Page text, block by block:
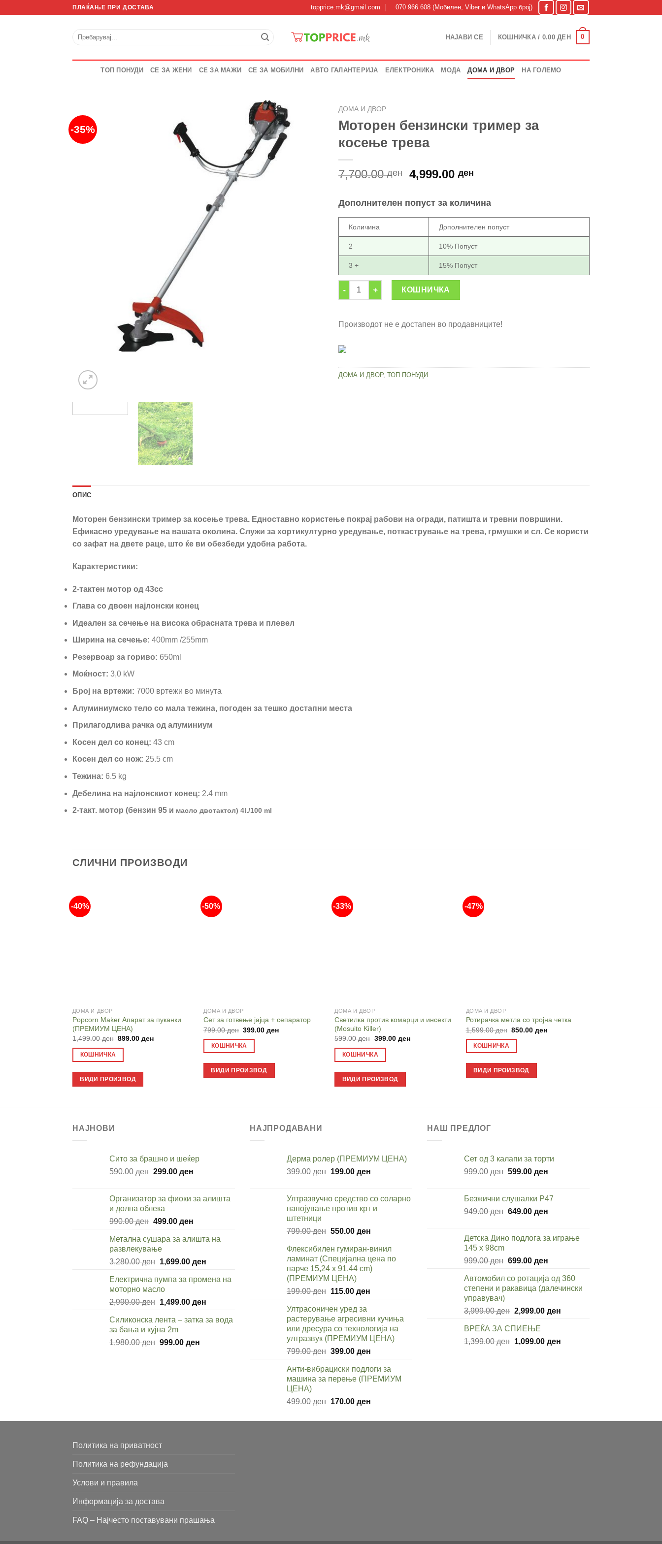
ПЛАЌАЊЕ ПРИ ДОСТАВА topprice.mk@gmail.com 070 966 608 (Мобилен, Viber и WhatsApp број)
Барај
НАЈАВИ СЕ КОШНИЧКА / 0.00ДЕН 0
ТОП ПОНУДИ СЕ ЗА ЖЕНИ СЕ ЗА МАЖИ СЕ ЗА МОБИЛНИ АВТО ГАЛАНТЕРИЈА ЕЛЕКТРОНИКА МОДА ДОМА И ДВОР НА ГОЛЕМО
-35%
ДОМА И ДВОР
Моторен бензински тример за
косење трева
7,700.00ден
Original
7,700.00 ден.
4,999.00ден
4,999.00 ден.
Дополнителен попуст за количина
Количина Дополнителен попуст
2 10% Попуст
3 + 15% Попуст
Моторен бензински тример за косење трева количина
КОШНИЧКА
Производот не е достапен во продавниците!
ДОМА И ДВОР, ТОП ПОНУДИ
ОПИС
Моторен бензински тример за косење трева. Едноставно користење покрај рабови на огради, патишта и тревни површини.
Ефикасно уредување на вашата околина. Служи за хортикултурно уредување, поткастрување на трева, грмушки и сл. Се користи
со зафат на двете раце, што ќе ви обезбеди удобна работа.
Карактеристики:
2-тактен мотор од 43cc
Глава со двоен најлонски конец
Идеален за сечење на висока обрасната трева и плевел
Ширина на сечење: 400mm /255mm
Резервоар за гориво: 650ml
Моќност: 3,0 kW
Број на вртежи: 7000 вртежи во минута
Алуминиумско тело со мала тежина, погоден за тешко достапни места
Прилагодлива рачка од алуминиум
Косен дел со конец: 43 cm
Косен дел со нож: 25.5 cm
Тежина: 6.5 kg
Дебелина на најлонскиот конец: 2.4 mm
2-такт. мотор (бензин 95 и масло двотактол) 4l./100 ml
СЛИЧНИ ПРОИЗВОДИ
-40%
ДОМА И ДВОР
Popcorn Maker Апарат за пуканки
(ПРЕМИУМ ЦЕНА)
1,499.00ден Original
899.00денCurrent
КОШНИЧКА
ВИДИ ПРОИЗВОД
-50%
ДОМА И ДВОР
Сет за готвење јајца + сепаратор
799.00ден Original
was:
799.00 ден.
399.00денCurrent
КОШНИЧКА
ВИДИ ПРОИЗВОД
-33%
ДОМА И ДВОР
Светилка против комарци и инсекти
(Mosuito Killer)
599.00ден Original
was:
599.00 ден.
399.00 денCurrent
КОШНИЧКА
ВИДИ ПРОИЗВОД
-47%
ДОМА И ДВОР
Ротирачка метла со тројна четка
1,599.00ден Original
850.00 денCurrent
КОШНИЧКА
ВИДИ ПРОИЗВОД
НАЈНОВИ
Cито за брашно и шеќер
590.00ден Original
590.00 ден.
299.00 денCurrent
299.00 ден.
Организатор за фиоки за алишта
и долна облека
990.00ден Original
was:
990.00 ден.
499.00 денCurrent
is:
Метална сушара за алишта на
развлекување
3,280.00ден Original
was:
3,280.00 ден.
1,699.00 денCurrent
is:
Електрична пумпа за промена на
моторно масло
2,990.00ден Original
was:
2,990.00 ден.
1,499.00 денCurrent
is:
Силиконска лента – затка за вода
за бања и кујна 2m
1,980.00ден Original
999.00 денCurrent
НАЈПРОДАВАНИ
Дерма ролер (ПРЕМИУМ ЦЕНА)
399.00ден Original
399.00 ден.
199.00 денCurrent
199.00 ден.
Ултразвучно средство со соларно
напојување против крт и
штетници
799.00ден Original
was:
799.00 ден.
550.00 денCurrent
is:
550.00 ден.
Флексибилен гумиран-винил
ламинат (Специјална цена по
парче 15,24 x 91,44 cm)
(ПРЕМИУМ ЦЕНА)
199.00ден Original
was:
199.00 ден.
115.00 денCurrent
115.00 ден.
Ултрасоничен уред за
растерување агресивни кучиња
или дресура со технологија на
ултразвук (ПРЕМИУМ ЦЕНА)
799.00ден Original
was:
799.00 ден.
399.00 денCurrent
is:
399.00 ден.
Анти-вибрациски подлоги за
машина за перење (ПРЕМИУМ
ЦЕНА)
499.00ден Original
was:
170.00 денCurrent
is:
НАШ ПРЕДЛОГ
Сет од 3 калапи за торти
999.00ден Original
999.00 ден.
599.00 денCurrent
599.00 ден.
Безжични слушалки P47
949.00ден Original
949.00 ден.
649.00 денCurrent
649.00 ден.
Детска Дино подлога за играње
145 x 98cm
999.00ден Original
was:
999.00 ден.
699.00 денCurrent
is:
699.00 ден.
Автомобил со ротација од 360
степени и ракавица (далечински
управувач)
3,999.00ден Original
was:
3,999.00 ден.
2,999.00 денCurrent
2,999.00 ден.
ВРЕЌА ЗА СПИЕЊЕ
1,399.00ден Original
1,099.00 денCurrent
Политика на приватност
Политика на рефундација
Услови и правила
Информација за достава
FAQ – Најчесто поставувани прашања